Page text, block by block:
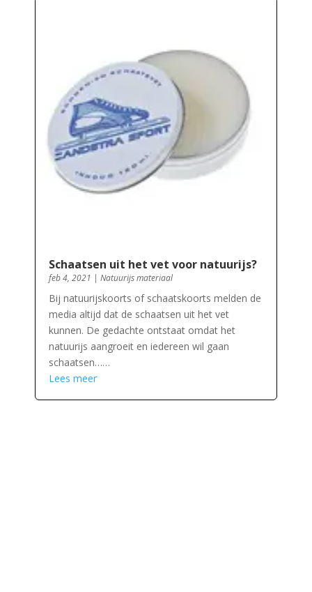
Schaatsen uit het vet voor natuurijs?
feb 4, 2021 | Natuurijs materiaal
Bij natuurijskoorts of schaatskoorts melden de
media altijd dat de schaatsen uit het vet
kunnen. De gedachte ontstaat omdat het
natuurijs aangroeit en iedereen wil gaan
schaatsen……
Lees meer